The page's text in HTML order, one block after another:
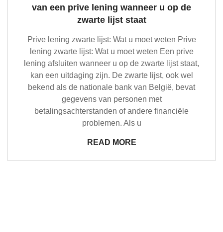
van een prive lening wanneer u op de
zwarte lijst staat
Prive lening zwarte lijst: Wat u moet weten Prive
lening zwarte lijst: Wat u moet weten Een prive
lening afsluiten wanneer u op de zwarte lijst staat,
kan een uitdaging zijn. De zwarte lijst, ook wel
bekend als de nationale bank van België, bevat
gegevens van personen met
betalingsachterstanden of andere financiële
problemen. Als u
READ MORE